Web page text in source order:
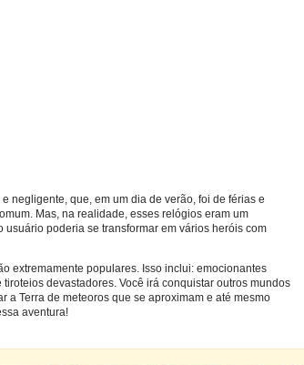
negligente, que, em um dia de verão, foi de férias e
Mas, na realidade, esses relógios eram um
poderia se transformar em vários heróis com
extremamente populares. Isso inclui: emocionantes
devastadores. Você irá conquistar outros mundos
Terra de meteoros que se aproximam e até mesmo
aventura!